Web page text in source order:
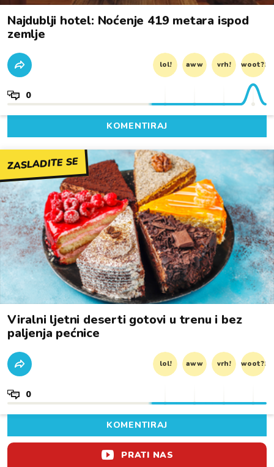
Najdublji hotel: Noćenje 419 metara ispod
zemlje
lol! aww vrh! woot?!
0
KOMENTIRAJ
ZASLADITE SE
Viralni ljetni deserti gotovi u trenu i bez
paljenja pećnice
lol! aww vrh! woot?!
0
KOMENTIRAJ
PRATI NAS